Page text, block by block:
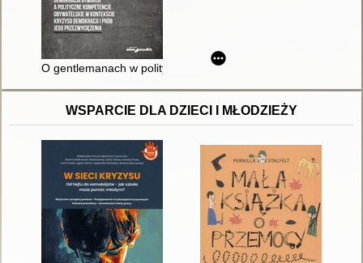
O gentlemanach w polityce : demokracja otwarta a
WSPARCIE DLA DZIECI I MŁODZIEŻY